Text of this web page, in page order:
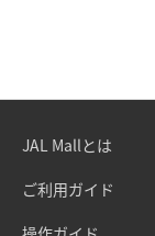
JAL Mallとは
ご利用ガイド